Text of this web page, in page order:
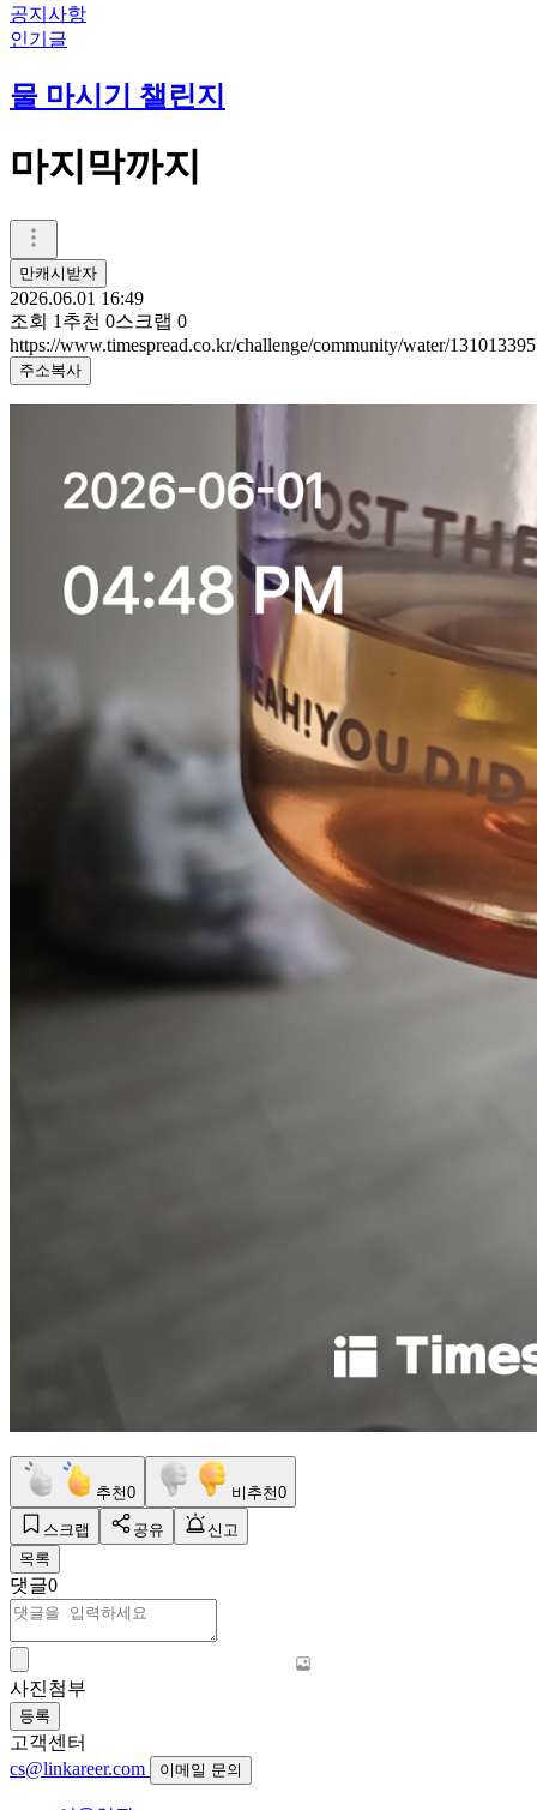
공지사항
인기글
물 마시기 챌린지
마지막까지
만캐시받자
2026.06.01 16:49
조회 1 추천 0스크랩 0
https://www.timespread.co.kr/challenge/community/water/131013395
주소복사
추천0 비추천0
스크랩 공유
신고
목록
댓글0
사진첨부
등록
고객센터
cs@linkareer.com
이메일 문의